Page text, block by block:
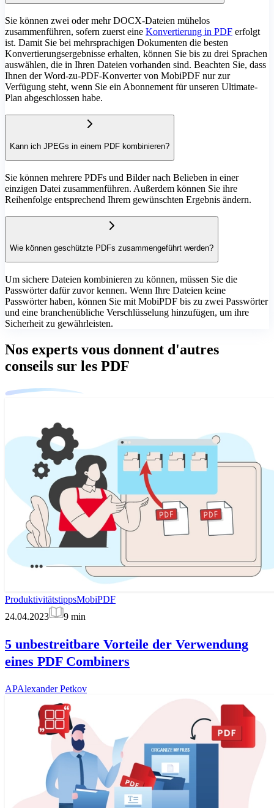
Sie können zwei oder mehr DOCX-Dateien mühelos
zusammenführen, sofern zuerst eine Konvertierung in PDF erfolgt
ist. Damit Sie bei mehrsprachigen Dokumenten die besten
Konvertierungsergebnisse erhalten, können Sie bis zu drei Sprachen
auswählen, die in Ihren Dateien vorhanden sind. Beachten Sie, dass
Ihnen der Word-zu-PDF-Konverter von MobiPDF nur zur
Verfügung steht, wenn Sie ein Abonnement für unseren Ultimate-
Plan abgeschlossen habe.
Kann ich JPEGs in einem PDF kombinieren?
Sie können mehrere PDFs und Bilder nach Belieben in einer
einzigen Datei zusammenführen. Außerdem können Sie ihre
Reihenfolge entsprechend Ihrem gewünschten Ergebnis ändern.
Wie können geschützte PDFs zusammengeführt werden?
Um sichere Dateien kombinieren zu können, müssen Sie die
Passwörter dafür zuvor kennen. Wenn Ihre Dateien keine
Passwörter haben, können Sie mit MobiPDF bis zu zwei Passwörter
und eine branchenübliche Verschlüsselung hinzufügen, um ihre
Sicherheit zu gewährleisten.
Nos experts vous donnent d'autres
conseils sur les PDF
ProduktivitätstippsMobiPDF
24.04.2023
9 min
5 unbestreitbare Vorteile der Verwendung
eines PDF Combiners
APAlexander Petkov